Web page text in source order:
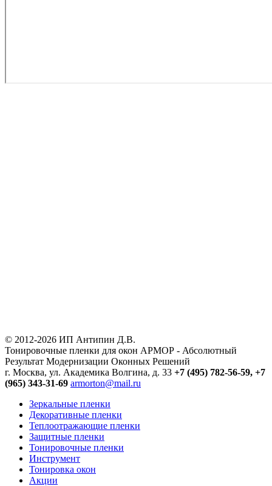
© 2012-2026 ИП Антипин Д.В.
Тонировочные пленки для окон АРМОР - Абсолютный
Результат Модернизации Оконных Решений
г. Москва, ул. Академика Волгина, д. 33 +7 (495) 782-56-59, +7
(965) 343-31-69 armorton@mail.ru
Зеркальные пленки
Декоративные пленки
Теплоотражающие пленки
Защитные пленки
Тонировочные пленки
Инструмент
Тонировка окон
Акции